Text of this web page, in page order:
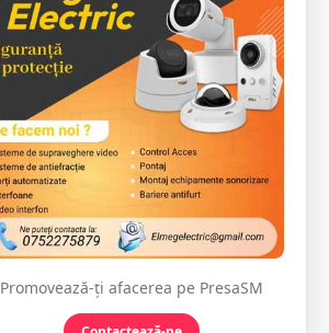
Promovează-ți afacerea pe PresaSM